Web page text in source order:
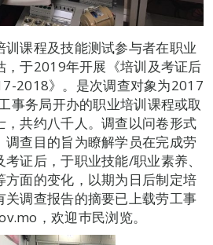
课程及技能测试参与者在职业
，于2019年开展《培训及考证后
2018》。是次调查对象为2017
事务局开办的职业培训课程或取
共约八千人。调查以问卷形式
查目的旨为瞭解学员在完成劳
证后，于职业技能/职业素养、
面的变化，以期为日后制定培
调查报告的摘要已上载劳工事
，欢迎巿民浏览。